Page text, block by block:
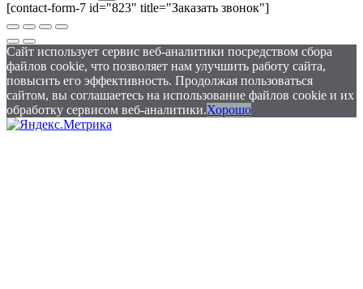
[contact-form-7 id="823" title="Заказать звонок"]
Сайт использует сервис веб-аналитики посредством сбора
файлов cookie, что позволяет нам улучшить работу сайта,
повысить его эффективность. Продолжая пользоваться
сайтом, вы соглашаетесь на использование файлов cookie и их
обработку сервисом веб-аналитики.Хорошо